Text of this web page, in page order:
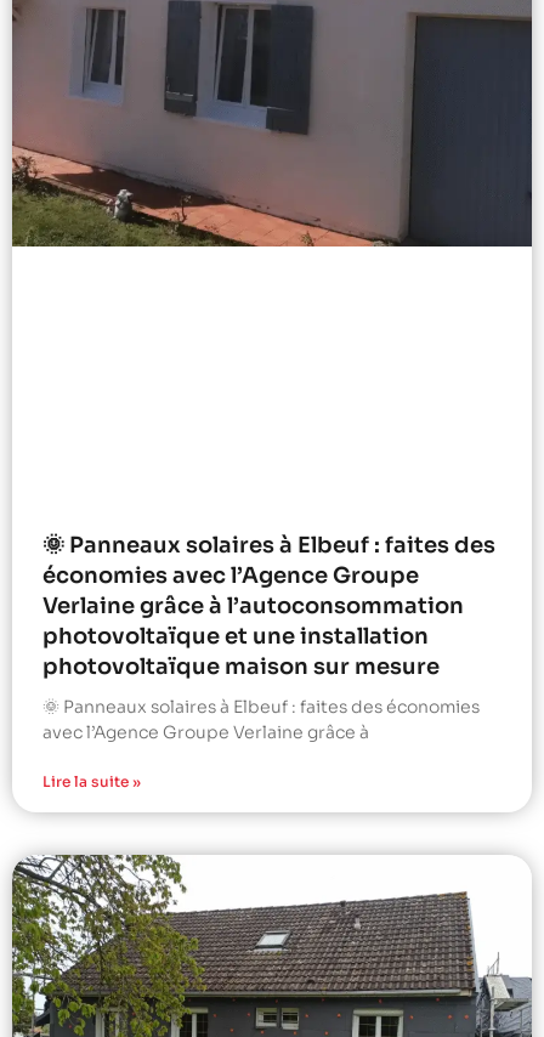
🌞 Panneaux solaires à Elbeuf : faites des
économies avec l’Agence Groupe
Verlaine grâce à l’autoconsommation
photovoltaïque et une installation
photovoltaïque maison sur mesure
🌞 Panneaux solaires à Elbeuf : faites des économies
avec l’Agence Groupe Verlaine grâce à
Lire la suite »